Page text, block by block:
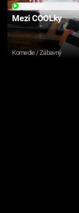
Mezi COOLky
Komedie / Zábavný